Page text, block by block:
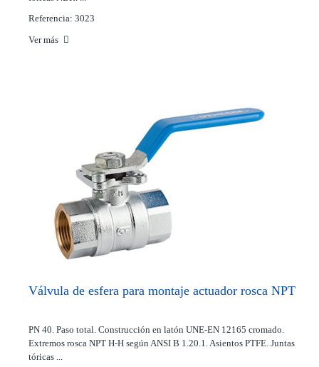
Referencia: 3023
Ver más
Válvula de esfera para montaje actuador rosca NPT
PN 40. Paso total. Construcción en latón UNE-EN 12165 cromado.
Extremos rosca NPT H-H según ANSI B 1.20.1. Asientos PTFE. Juntas
tóricas ...